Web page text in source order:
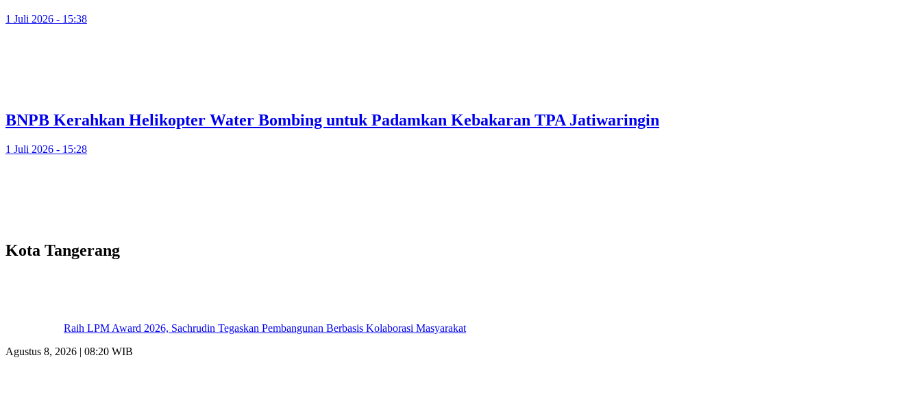
1 Juli 2026 - 15:38
BNPB Kerahkan Helikopter Water Bombing untuk Padamkan Kebakaran TPA Jatiwaringin
1 Juli 2026 - 15:28
Kota Tangerang
Raih LPM Award 2026, Sachrudin Tegaskan Pembangunan Berbasis Kolaborasi Masyarakat
Agustus 8, 2026 | 08:20 WIB